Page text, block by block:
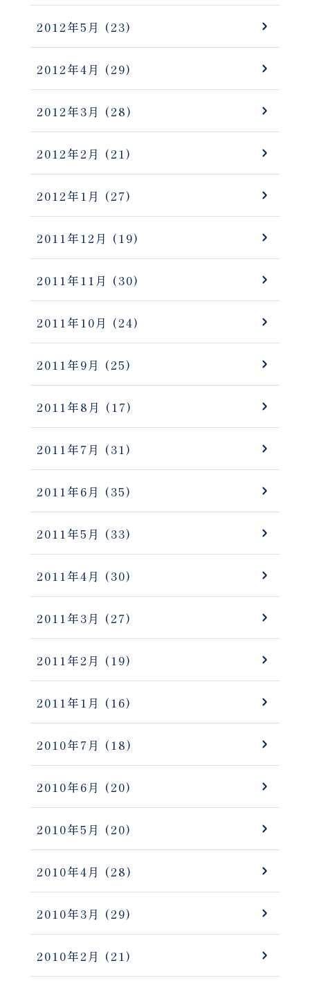
2012年5月 (23)
2012年4月 (29)
2012年3月 (28)
2012年2月 (21)
2012年1月 (27)
2011年12月 (19)
2011年11月 (30)
2011年10月 (24)
2011年9月 (25)
2011年8月 (17)
2011年7月 (31)
2011年6月 (35)
2011年5月 (33)
2011年4月 (30)
2011年3月 (27)
2011年2月 (19)
2011年1月 (16)
2010年7月 (18)
2010年6月 (20)
2010年5月 (20)
2010年4月 (28)
2010年3月 (29)
2010年2月 (21)